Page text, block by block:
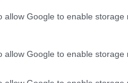
allow Google to enable
allow Google to enable storage
di giornate dal termine i
il discorso promozioni.
laPro Vercelli terza
del Trentino-Alto Adige.